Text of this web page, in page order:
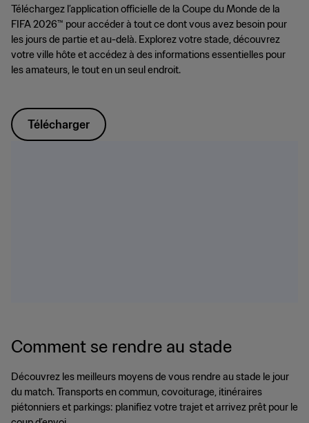
Téléchargez l’application officielle de la Coupe du Monde de la
FIFA 2026™ pour accéder à tout ce dont vous avez besoin pour
les jours de partie et au-delà. Explorez votre stade, découvrez
votre ville hôte et accédez à des informations essentielles pour
les amateurs, le tout en un seul endroit.
Télécharger
Comment se rendre au stade
Découvrez les meilleurs moyens de vous rendre au stade le jour
du match. Transports en commun, covoiturage, itinéraires
piétonniers et parkings: planifiez votre trajet et arrivez prêt pour le